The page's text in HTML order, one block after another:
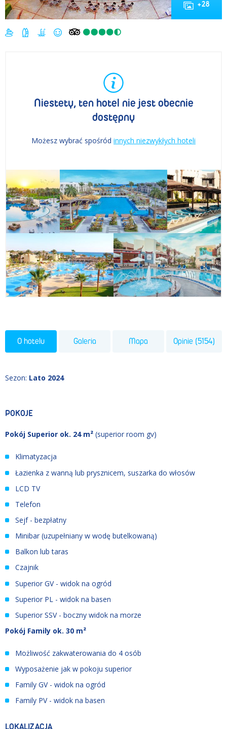
+28
Niestety, ten hotel nie jest obecnie
dostępny
Możesz wybrać spośród innych niezwykłych hoteli
O hotelu Galeria Mapa Opinie (5154)
Sezon: Lato 2024
POKOJE
Pokój Superior ok. 24 m² (superior room gv)
Klimatyzacja
Łazienka z wanną lub prysznicem, suszarka do włosów
LCD TV
Telefon
Sejf - bezpłatny
Minibar (uzupełniany w wodę butelkowaną)
Balkon lub taras
Czajnik
Superior GV - widok na ogród
Superior PL - widok na basen
Superior SSV - boczny widok na morze
Pokój Family ok. 30 m²
Możliwość zakwaterowania do 4 osób
Wyposażenie jak w pokoju superior
Family GV - widok na ogród
Family PV - widok na basen
LOKALIZACJA